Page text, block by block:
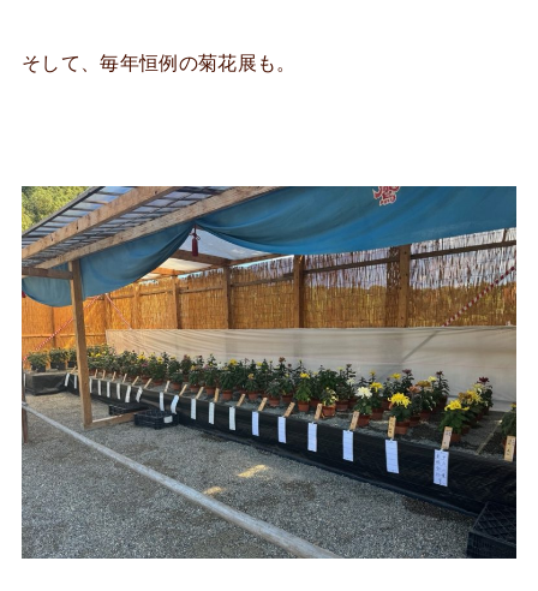
そして、毎年恒例の菊花展も。